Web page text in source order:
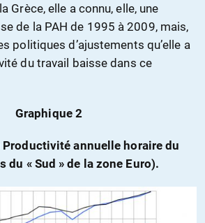
Grèce, elle a connu, elle, une
de la PAH de 1995 à 2009, mais,
politiques d’ajustements qu’elle a
du travail baisse dans ce
Graphique 2
annuelle horaire du
du « Sud » de la zone Euro).